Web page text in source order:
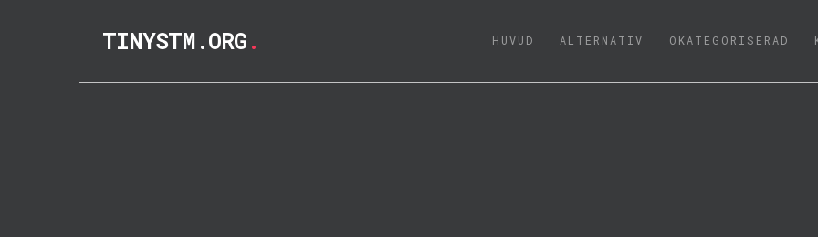
TINYSTM.ORG. HUVUD (CURRENT)
ALTERNATIV OKATEGORISERAD